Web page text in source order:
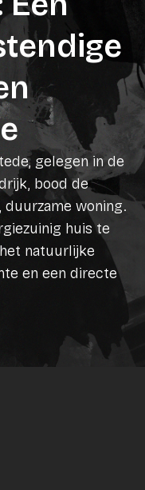
gelegen in de
bood de
duurzame woning.
huis te
natuurlijke
en een directe